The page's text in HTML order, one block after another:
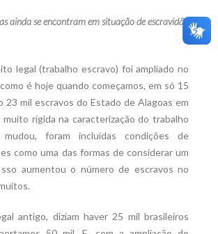
ainda se encontram em situação de escravidão
legal (trabalho escravo) foi ampliado no
é hoje quando começamos, em só 15
23 mil escravos do Estado de Alagoas em
muito rígida na caracterização do trabalho
mudou, foram incluídas condições de
como uma das formas de considerar um
aumentou o número de escravos no
antigo, diziam haver 25 mil brasileiros